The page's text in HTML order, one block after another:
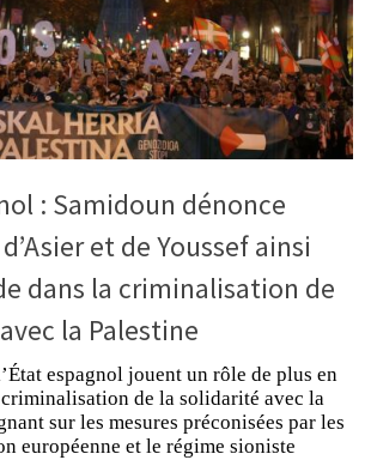
: Samidoun dénonce
et de Youssef ainsi
dans la criminalisation de
la Palestine
espagnol jouent un rôle de plus en
de la solidarité avec la
sur les mesures préconisées par les
européenne et le régime sioniste